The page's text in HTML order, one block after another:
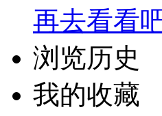
再去看看
浏览历史
我的收藏